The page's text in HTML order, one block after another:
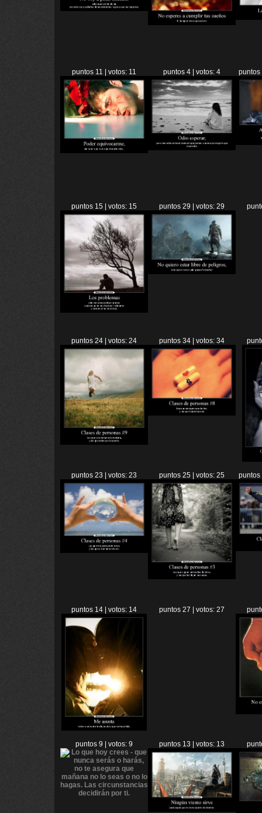
puntos 11 | votos: 11 puntos 4 | votos: 4 puntos
puntos 15 | votos: 15 puntos 29 | votos: 29
puntos 24 | votos: 24 puntos 34 | votos: 34
puntos 23 | votos: 23 puntos 25 | votos: 25 puntos
puntos 14 | votos: 14 puntos 27 | votos: 27
puntos 9 | votos: 9 puntos 13 | votos: 13